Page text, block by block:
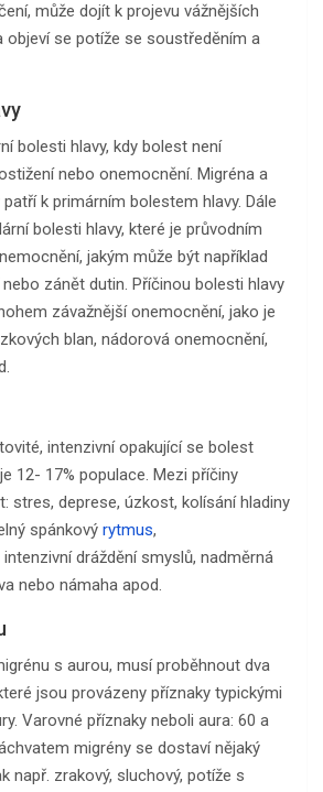
může dojít k projevu vážnějších
objeví se potíže se soustředěním a
bolesti hlavy, kdy bolest není
nebo onemocnění. Migréna a
k primárním bolestem hlavy. Dále
bolesti hlavy, které je průvodním
jakým může být například
zánět dutin. Příčinou bolesti hlavy
závažnější onemocnění, jako je
blan, nádorová onemocnění,
intenzivní opakující se bolest
12- 17% populace. Mezi příčiny
stres, deprese, úzkost, kolísání hladiny
spánkový rytmus,
dráždění smyslů, nadměrná
nebo námaha apod.
s aurou, musí proběhnout dva
jsou provázeny příznaky typickými
Varovné příznaky neboli aura: 60 a
migrény se dostaví nějaký
např. zrakový, sluchový, potíže s